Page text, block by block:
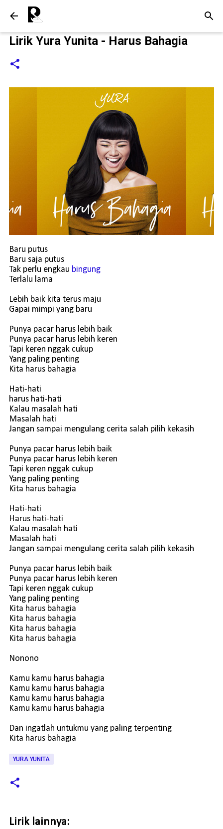
Lirik Yura Yunita - Harus Bahagia
Baru putus
Baru saja putus
Tak perlu engkau bingung
Terlalu lama
Lebih baik kita terus maju
Gapai mimpi yang baru
Punya pacar harus lebih baik
Punya pacar harus lebih keren
Tapi keren nggak cukup
Yang paling penting
Kita harus bahagia
Hati-hati
harus hati-hati
Kalau masalah hati
Masalah hati
Jangan sampai mengulang cerita salah pilih kekasih
Punya pacar harus lebih baik
Punya pacar harus lebih keren
Tapi keren nggak cukup
Yang paling penting
Kita harus bahagia
Hati-hati
Harus hati-hati
Kalau masalah hati
Masalah hati
Jangan sampai mengulang cerita salah pilih kekasih
Punya pacar harus lebih baik
Punya pacar harus lebih keren
Tapi keren nggak cukup
Yang paling penting
Kita harus bahagia
Kita harus bahagia
Kita harus bahagia
Kita harus bahagia
Nonono
Kamu kamu harus bahagia
Kamu kamu harus bahagia
Kamu kamu harus bahagia
Kamu kamu harus bahagia
Dan ingatlah untukmu yang paling terpenting
Kita harus bahagia
YURA YUNITA
Lirik lainnya: